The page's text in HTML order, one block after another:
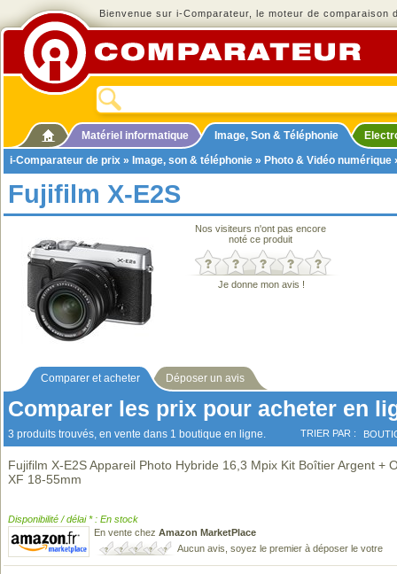
Bienvenue sur i-Comparateur, le moteur de comparaison
Matériel informatique Image, Son & Téléphonie
i-Comparateur de prix » Image, son & téléphonie » Photo & Vidéo numérique
Fujifilm X-E2S
Nos visiteurs n'ont pas encore
noté ce produit
Je donne mon avis !
Comparer et acheter Déposer un avis
Comparer les prix pour acheter en
3 produits trouvés, en vente dans 1 boutique en ligne. TRIER PAR :
Fujifilm X-E2S Appareil Photo Hybride 16,3 Mpix Kit Boîtier Argent +
XF 18-55mm
Disponibilité / délai * : En stock
En vente chez Amazon MarketPlace
Aucun avis, soyez le premier à déposer le votre